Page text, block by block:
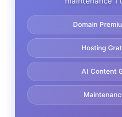
Domain
Hosting
AI Content